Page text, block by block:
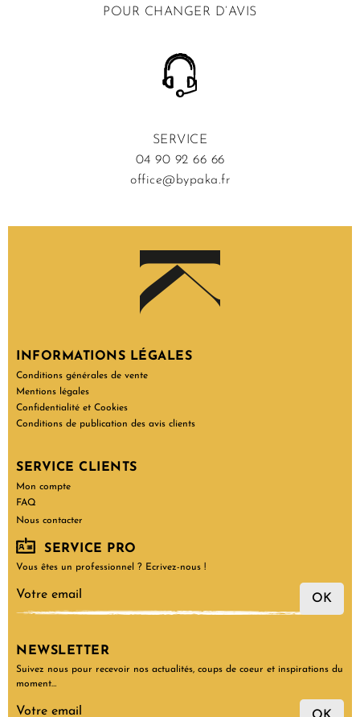
POUR CHANGER D’AVIS
SERVICE
04 90 92 66 66
office@bypaka.fr
INFORMATIONS LÉGALES
Conditions générales de vente
Mentions légales
Confidentialité et Cookies
Conditions de publication des avis clients
SERVICE CLIENTS
Mon compte
FAQ
Nous contacter
SERVICE PRO
Vous êtes un professionnel ? Ecrivez-nous !
OK
NEWSLETTER
Suivez nous pour recevoir nos actualités, coups de coeur et inspirations du
moment…